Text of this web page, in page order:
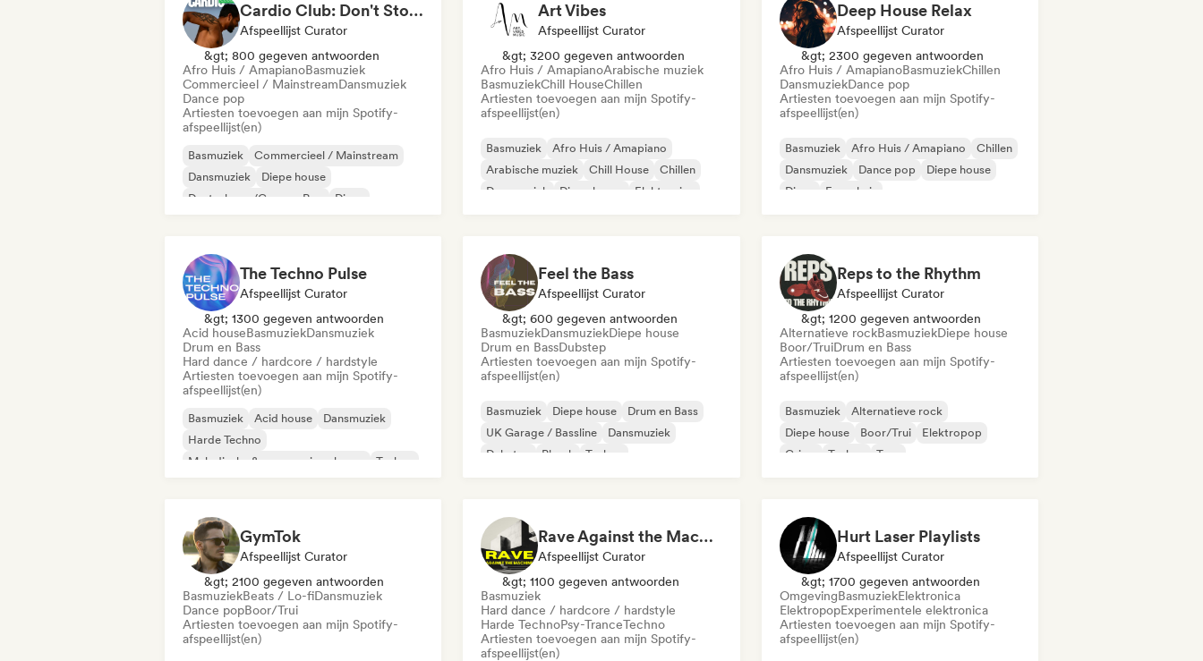
Cardio Club: Don't Stop! 💦
Afspeellijst Curator
&gt; 800 gegeven antwoorden
Afro Huis / AmapianoBasmuziek
Commercieel / MainstreamDansmuziek
Dance pop
Artiesten toevoegen aan mijn Spotify-
afspeellijst(en)
Basmuziek
Commercieel / Mainstream
Dansmuziek
Diepe house
Deutschpop/German Pop
Disco
Art Vibes
Afspeellijst Curator
&gt; 3200 gegeven antwoorden
Afro Huis / AmapianoArabische muziek
BasmuziekChill HouseChillen
Artiesten toevoegen aan mijn Spotify-
afspeellijst(en)
Basmuziek
Afro Huis / Amapiano
Arabische muziek
Chill House
Chillen
Dansmuziek
Diepe house Elektronica
Deep House Relax
Afspeellijst Curator
&gt; 2300 gegeven antwoorden
Afro Huis / AmapianoBasmuziekChillen
DansmuziekDance pop
Artiesten toevoegen aan mijn Spotify-
afspeellijst(en)
Basmuziek Afro Huis / Amapiano
Chillen
Dansmuziek
Dance pop
Diepe house
Disco
Frans huis
The Techno Pulse
Afspeellijst Curator
&gt; 1300 gegeven antwoorden
Acid houseBasmuziekDansmuziek
Drum en Bass
Hard dance / hardcore / hardstyle
Artiesten toevoegen aan mijn Spotify-
afspeellijst(en)
Basmuziek Acid house
Dansmuziek
Harde Techno
Melodische & progressieve house
Techno
Feel the Bass
Afspeellijst Curator
&gt; 600 gegeven antwoorden
BasmuziekDansmuziekDiepe house
Drum en BassDubstep
Artiesten toevoegen aan mijn Spotify-
afspeellijst(en)
Basmuziek Diepe house
Drum en Bass
UK Garage / Bassline
Dansmuziek
Dubstep
Phonk Techno
Reps to the Rhythm
Afspeellijst Curator
&gt; 1200 gegeven antwoorden
Alternatieve rockBasmuziekDiepe house
Boor/TruiDrum en Bass
Artiesten toevoegen aan mijn Spotify-
afspeellijst(en)
Basmuziek
Alternatieve rock
Diepe house
Boor/Trui
Elektropop
Grime
Techno Trap
GymTok
Afspeellijst Curator
&gt; 2100 gegeven antwoorden
BasmuziekBeats / Lo-fiDansmuziek
Dance popBoor/Trui
Artiesten toevoegen aan mijn Spotify-
afspeellijst(en)
Rave Against the Machine 🖤 Hard, Acid & Dark Techno
Afspeellijst Curator
&gt; 1100 gegeven antwoorden
Basmuziek
Hard dance / hardcore / hardstyle
Harde TechnoPsy-TranceTechno
Artiesten toevoegen aan mijn Spotify-
afspeellijst(en)
Hurt Laser Playlists
Afspeellijst Curator
&gt; 1700 gegeven antwoorden
OmgevingBasmuziekElektronica
ElektropopExperimentele elektronica
Artiesten toevoegen aan mijn Spotify-
afspeellijst(en)